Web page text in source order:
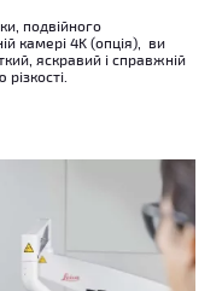
подвійного
камері 4K (опція), ви
яскравий і справжній